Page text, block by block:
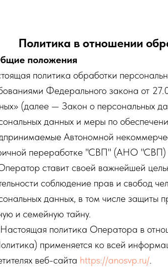
Политика в отношении
положения
политика обработки
Федерального закона от
(далее — Закон о персональных
данных и меры по
Автономной
переработке "СВП" (АНО
ставит своей важнейшей
соблюдение прав и свобод
данных, в том числе защиты
и семейную тайну.
политика Оператора в
применяется ко всей
веб-сайта https://anosvp.ru/.